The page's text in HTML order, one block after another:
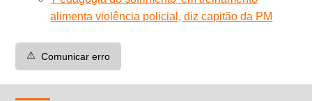
alimenta violência policial, diz capitão da PM
⚠️ Comunicar erro